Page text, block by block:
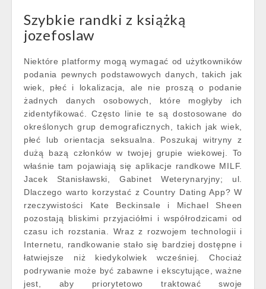
Szybkie randki z książką
jozefoslaw
Niektóre platformy mogą wymagać od użytkowników
podania pewnych podstawowych danych, takich jak
wiek, płeć i lokalizacja, ale nie proszą o podanie
żadnych danych osobowych, które mogłyby ich
zidentyfikować. Często linie te są dostosowane do
określonych grup demograficznych, takich jak wiek,
płeć lub orientacja seksualna. Poszukaj witryny z
dużą bazą członków w twojej grupie wiekowej. To
właśnie tam pojawiają się aplikacje randkowe MILF.
Jacek Stanisławski, Gabinet Weterynaryjny; ul.
Dlaczego warto korzystać z Country Dating App? W
rzeczywistości Kate Beckinsale i Michael Sheen
pozostają bliskimi przyjaciółmi i współrodzicami od
czasu ich rozstania. Wraz z rozwojem technologii i
Internetu, randkowanie stało się bardziej dostępne i
łatwiejsze niż kiedykolwiek wcześniej. Chociaż
podrywanie może być zabawne i ekscytujące, ważne
jest, aby priorytetowo traktować swoje